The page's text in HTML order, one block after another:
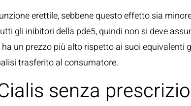
erettile, sebbene questo effetto sia
gli inibitori della pde5, quindi non si deve
un prezzo più alto rispetto ai suoi
trasferito al consumatore.
senza